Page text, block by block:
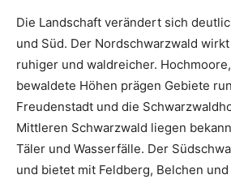
Die Landschaft verändert sich
und Süd. Der Nordschwarzwald
ruhiger und waldreicher.
bewaldete Höhen prägen Gebiete
Freudenstadt und die
Mittleren Schwarzwald liegen
Täler und Wasserfälle. Der
und bietet mit Feldberg, Belchen